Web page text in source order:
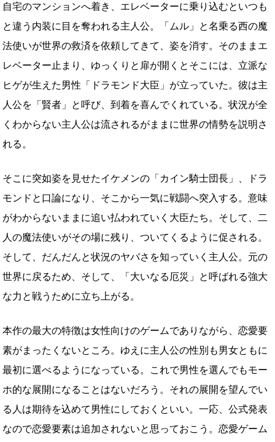
自宅のマンションへ着き、エレベーターに乗り込むといつも
と違う内装に目を奪われる主人公。「ムル」と名乗る西の魔
法使いが世界の救済を依頼してきて、姿を消す。そのままエ
レベーター止まり、ゆっくりと扉が開くとそこには、立派な
ヒゲが生えた男性「ドラモンド大臣」が立っていた。彼は主
人公を「賢者」と呼び、到着を喜んでくれている。状況が全
くわからない主人公は流されるがままに世界の情勢を説明さ
れる。
そこに突如姿を見せたイケメンの「カイン騎士団長」、ドラ
モンドと口論になり、そこから一気に戦闘へ突入する。意味
がわからないままに追い払われていく大臣たち。そして、二
人の魔法使いがその場に残り、ついてくるように促される。
そして、だんだんと状況のヤバさを知っていく主人公。元の
世界に戻るため、そして、「大いなる厄災」と呼ばれる強大
な力と戦うために立ち上がる。
本作の最大の特徴は女性向けのゲームでありながら、恋愛要
素がまったくないところ。ゆえに主人公の性別も男女ともに
最初に選べるようになっている。これで男性を選んでもモー
ホ的な展開になることはないだろう。それの展開を望んでい
る人は期待を込めて男性にしておくといい。一応、公式発表
なので恋愛要素は追加されないと思っておこう。恋愛ゲーム